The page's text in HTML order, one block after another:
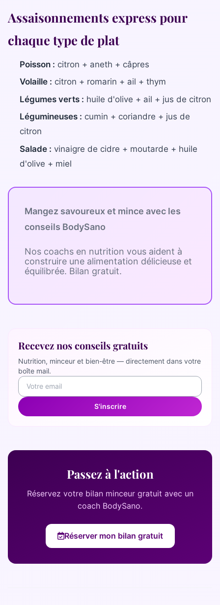
Assaisonnements express pour
chaque type de plat
Poisson : citron + aneth + câpres
Volaille : citron + romarin + ail + thym
Légumes verts : huile d'olive + ail + jus de citron
Légumineuses : cumin + coriandre + jus de
citron
Salade : vinaigre de cidre + moutarde + huile
d'olive + miel
Mangez savoureux et mince avec les
conseils BodySano
Nos coachs en nutrition vous aident à
construire une alimentation délicieuse et
équilibrée. Bilan gratuit.
Recevez nos conseils gratuits
Nutrition, minceur et bien-être — directement dans votre
boîte mail.
S'inscrire
Passez à l'action
Réservez votre bilan minceur gratuit avec un
coach BodySano.
Réserver mon bilan gratuit